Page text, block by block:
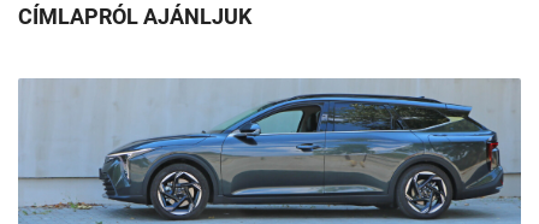
CÍMLAPRÓL AJÁNLJUK